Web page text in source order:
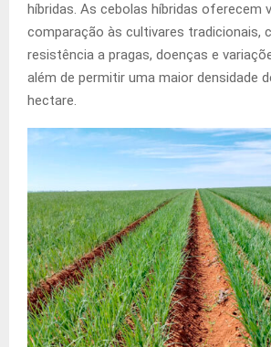
híbridas. As cebolas híbridas oferecem
comparação às cultivares tradicionais,
resistência a pragas, doenças e
além de permitir uma maior densidade
hectare.